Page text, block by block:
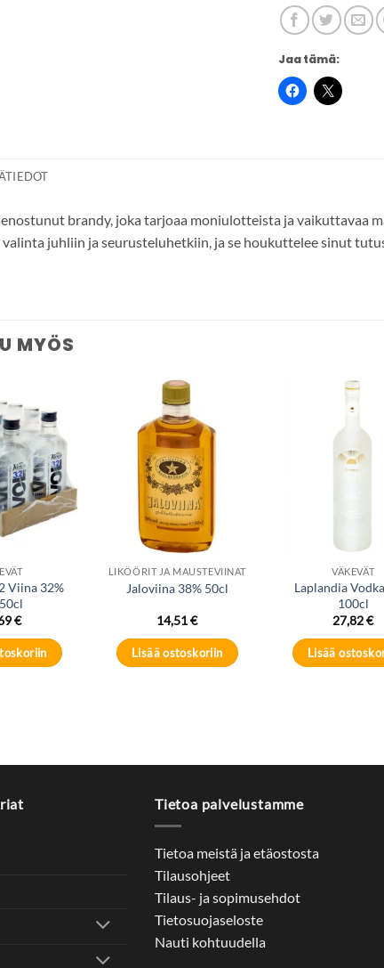
Jaa tämä:
brandy, joka tarjoaa moniulotteista ja vaikuttavaa
juhliin ja seurusteluhetkiin, ja se houkuttelee sinut
MYÖS
Add to
wishlist
Viina 32%
€
Add to
wishlist
LIKÖÖRIT JA MAUSTEVIINAT
Jaloviina 38% 50cl
14,51€
Lisää ostoskoriin
VÄKEVÄT
Laplandia
100cl
27,82€
Lisää
Tietoa palvelustamme
Tietoa meistä ja etäostosta
Tilausohjeet
Tilaus- ja sopimusehdot
Tietosuojaseloste
Nauti kohtuudella